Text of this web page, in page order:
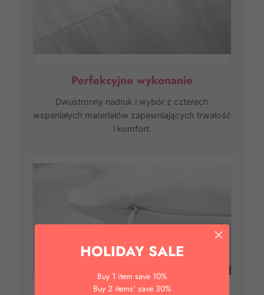
Perfekcyjne wykonanie
Dwustronny nadruk i wybór z czterech
wspaniałych materiałów zapewniających trwałość
i komfort.
HOLIDAY SALE
Buy 1 item save 10%
Buy 2 items' save 30%